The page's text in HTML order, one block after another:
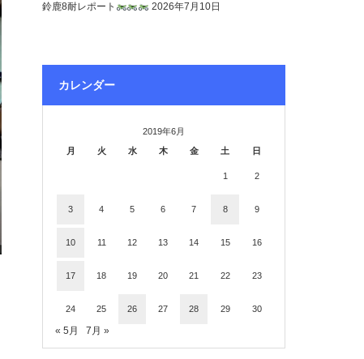
鈴鹿8耐レポート 2026年7月10日
カレンダー
2019年6月
月
火 水 木 金 土 日
1 2
3 4 5 6 7 8 9
10 11 12 13 14 15 16
17 18 19 20 21 22 23
24 25 26 27 28 29 30
« 5月 7月 »